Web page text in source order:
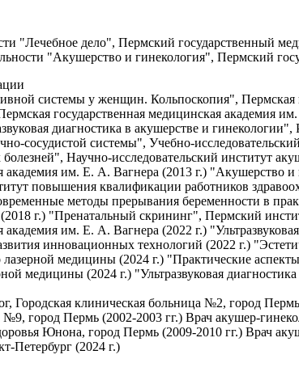
"Лечебное дело", Пермский государственный
"Акушерство и гинекология", Пермский
системы у женщин. Кольпоскопия", Пермская
государственная медицинская академия
диагностика в акушерстве и
сосудистой системы", Учебно-
Научно-исследовательский институт
академия им. Е. А. Вагнера (2013 г.) "Акушерство
повышения квалификации работников
методы прерывания беременности в
(2018 г.) "Пренатальный скрининг", Пермский
академия им. Е. А. Вагнера (2022 г.)
инновационных технологий (2022 г.)
медицины (2024 г.) "Практические
медицины (2024 г.) "Ультразвуковая
Городская клиническая больница №2, город
город Пермь (2002-2003 гг.) Врач акушер-
Юнона, город Пермь (2009-2010 гг.) Врач
Петербург (2024 г.)